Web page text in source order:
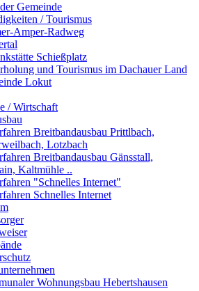
Gemeinde
/ Tourismus
Amper-Radweg
Schießplatz
und Tourismus im Dachauer Land
Lokut
/ Wirtschaft
Breitbandausbau Prittlbach,
Lotzbach
Breitbandausbau Gänsstall,
Kaltmühle ..
"Schnelles Internet"
Schnelles Internet
Wohnungsbau Hebertshausen